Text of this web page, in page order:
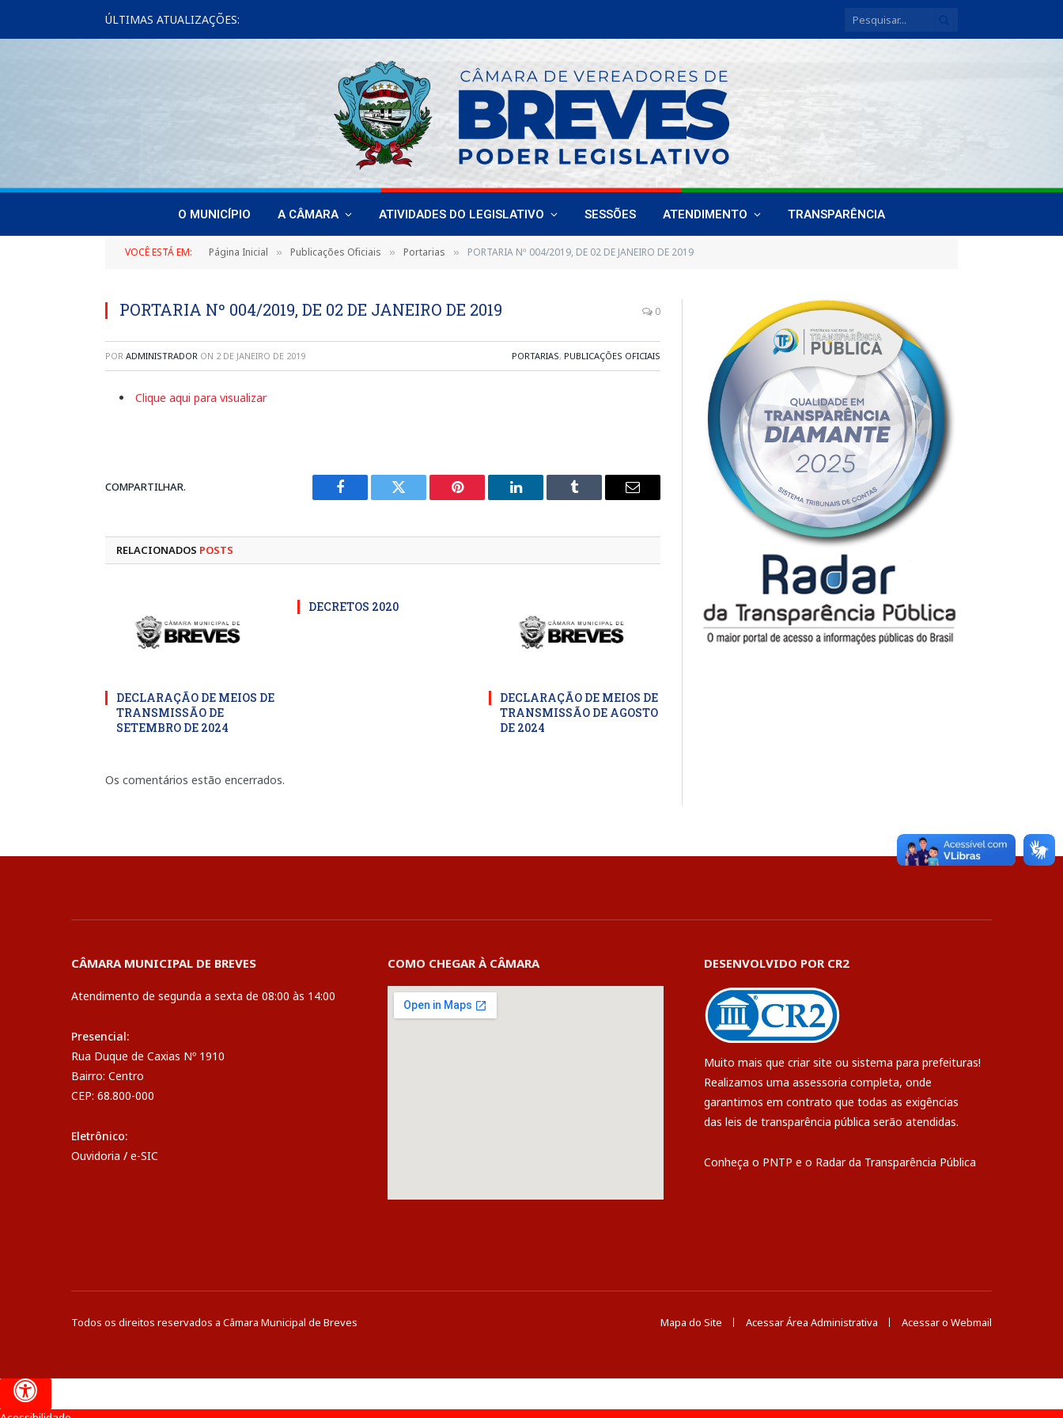
ÚLTIMAS ATUALIZAÇÕES:
O MUNICÍPIO A CÂMARA ATIVIDADES DO LEGISLATIVO SESSÕES ATENDIMENTO TRANSPARÊNCIA
VOCÊ ESTÁ EM: Página Inicial » Publicações Oficiais » Portarias » PORTARIA Nº 004/2019, DE 02 DE JANEIRO DE 2019
PORTARIA Nº 004/2019, DE 02 DE JANEIRO DE 2019 0
POR ADMINISTRADOR ON 2 DE JANEIRO DE 2019 PORTARIAS, PUBLICAÇÕES OFICIAIS
Clique aqui para visualizar
COMPARTILHAR.
Facebook Twitter Pinterest LinkedIn Tumblr
E-
RELACIONADOS POSTS
DECLARAÇÃO DE MEIOS DE
TRANSMISSÃO DE
SETEMBRO DE 2024
DECRETOS 2020
DECLARAÇÃO DE MEIOS DE
TRANSMISSÃO DE AGOSTO
DE 2024
Os comentários estão encerrados.
CÂMARA MUNICIPAL DE BREVES
Atendimento de segunda a sexta de 08:00 às 14:00
Presencial:
Rua Duque de Caxias Nº 1910
Bairro: Centro
CEP: 68.800-000
Eletrônico:
Ouvidoria / e-SIC
COMO CHEGAR À CÂMARA DESENVOLVIDO POR CR2
Muito mais que criar site ou sistema para prefeituras!
Realizamos uma assessoria completa, onde
garantimos em contrato que todas as exigências
das leis de transparência pública serão atendidas.
Conheça o PNTP e o Radar da Transparência Pública
Todos os direitos reservados a Câmara Municipal de Breves Mapa do Site Acessar Área Administrativa Acessar o Webmail